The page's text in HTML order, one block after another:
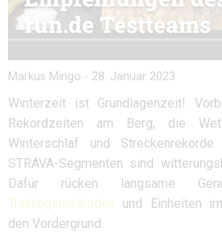
run.de Testteams
Markus Mingo - 28. Januar 2023
Winterzeit ist Grundlagenzeit!
Rekordzeiten am Berg, die
Winterschlaf und
STRAVA-Segmenten sind
Dafür rücken langsame
Trainingsmethoden und Einheiten
den Vordergrund.